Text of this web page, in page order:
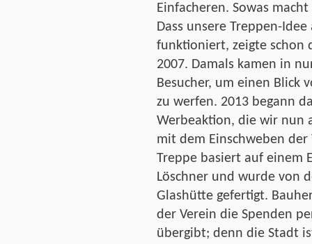
Einfacheren. Sowas
Dass unsere Treppen-
funktioniert, zeigte schon
2007. Damals kamen in
Besucher, um einen Blick
zu werfen. 2013 begann
Werbeaktion, die wir nun
mit dem Einschweben
Treppe basiert auf einem
Löschner und wurde von
Glashütte gefertigt.
der Verein die Spenden
übergibt; denn die Stadt